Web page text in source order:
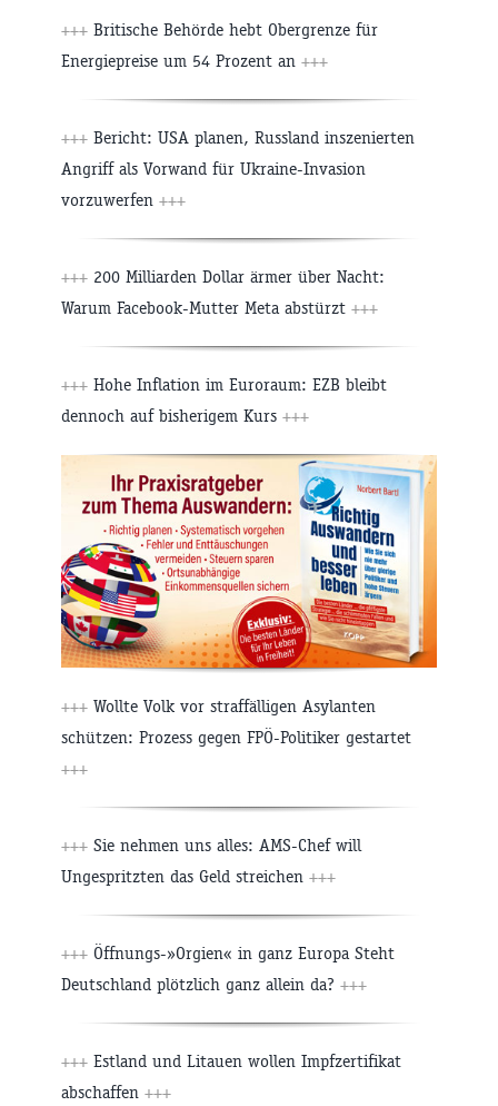
+++ Britische Behörde hebt Obergrenze für
Energiepreise um 54 Prozent an +++
+++ Bericht: USA planen, Russland inszenierten
Angriff als Vorwand für Ukraine-Invasion
vorzuwerfen +++
+++ 200 Milliarden Dollar ärmer über Nacht:
Warum Facebook-Mutter Meta abstürzt +++
+++ Hohe Inflation im Euroraum: EZB bleibt
dennoch auf bisherigem Kurs +++
+++ Wollte Volk vor straffälligen Asylanten
schützen: Prozess gegen FPÖ-Politiker gestartet
+++
+++ Sie nehmen uns alles: AMS-Chef will
Ungespritzten das Geld streichen +++
+++ Öffnungs-»Orgien« in ganz Europa Steht
Deutschland plötzlich ganz allein da? +++
+++ Estland und Litauen wollen Impfzertifikat
abschaffen +++